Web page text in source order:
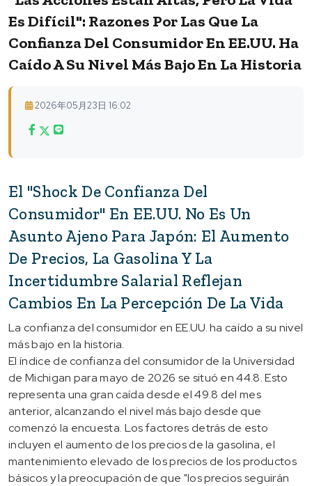
Es Difícil": Razones Por Las Que La
Confianza Del Consumidor En EE.UU. Ha
Caído A Su Nivel Más Bajo En La Historia
2026年05月23日 16:02
El "shock De Confianza Del
Consumidor" En EE.UU. No Es Un
Asunto Ajeno Para Japón: El Aumento
De Precios, La Gasolina Y La
Incertidumbre Salarial Reflejan
Cambios En La Percepción De La Vida
La confianza del consumidor en EE.UU. ha caído a su nivel
más bajo en la historia.
El índice de confianza del consumidor de la Universidad
de Michigan para mayo de 2026 se situó en 44.8. Esto
representa una gran caída desde el 49.8 del mes
anterior, alcanzando el nivel más bajo desde que
comenzó la encuesta. Los factores detrás de esto
incluyen el aumento de los precios de la gasolina, el
mantenimiento elevado de los precios de los productos
básicos y la preocupación de que "los precios seguirán